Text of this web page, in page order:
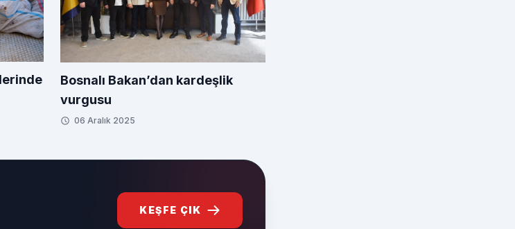
Bosnalı Bakan’dan kardeşlik
vurgusu
06 Aralık 2025
KEŞFE ÇIK